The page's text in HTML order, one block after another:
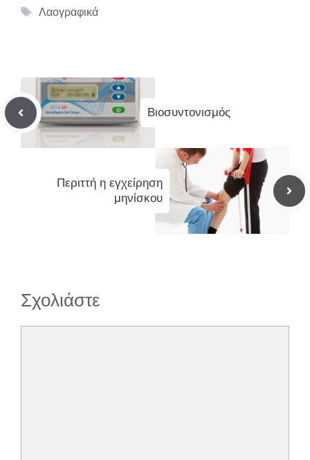
Ετικέτες
Λαογραφικά
Βιοσυντονισμός
Περιττή η εγχείρηση
μηνίσκου
Σχολιάστε